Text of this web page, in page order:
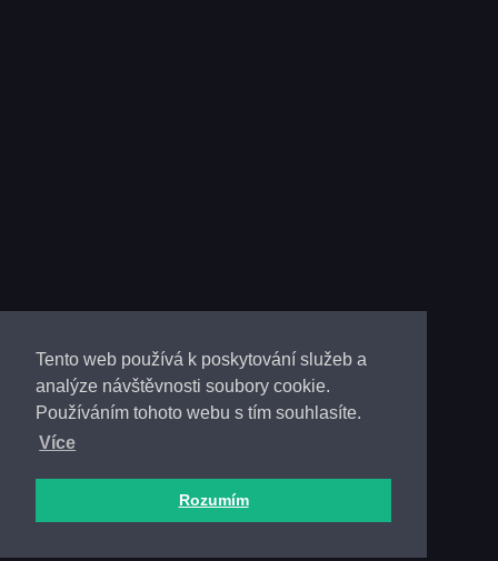
Tento web používá k poskytování služeb a
analýze návštěvnosti soubory cookie.
Používáním tohoto webu s tím souhlasíte.
Více
Rozumím